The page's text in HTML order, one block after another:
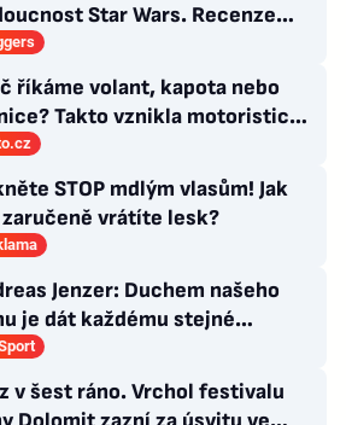
Star Wars. Recenze
Wars: The Ninth Jedi
říkáme volant, kapota nebo
Takto vznikla motoristická
která zná každý
STOP mdlým vlasům! Jak
vrátíte lesk?
Jenzer: Duchem našeho
je dát každému stejné
i kdyby nás to mělo
o titul
v šest ráno. Vrchol festivalu